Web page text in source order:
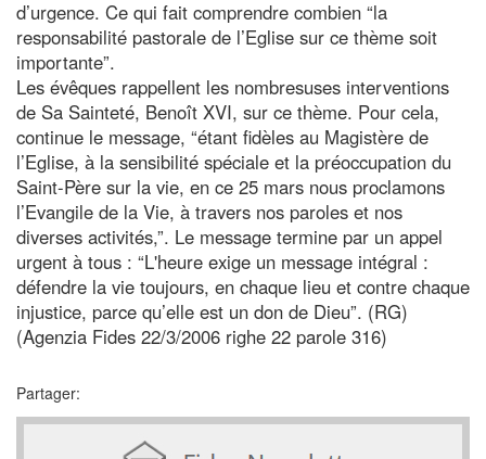
d’urgence. Ce qui fait comprendre combien “la
responsabilité pastorale de l’Eglise sur ce thème soit
importante”.
Les évêques rappellent les nombresuses interventions
de Sa Sainteté, Benoît XVI, sur ce thème. Pour cela,
continue le message, “étant fidèles au Magistère de
l’Eglise, à la sensibilité spéciale et la préoccupation du
Saint-Père sur la vie, en ce 25 mars nous proclamons
l’Evangile de la Vie, à travers nos paroles et nos
diverses activités,”. Le message termine par un appel
urgent à tous : “L'heure exige un message intégral :
défendre la vie toujours, en chaque lieu et contre chaque
injustice, parce qu’elle est un don de Dieu”. (RG)
(Agenzia Fides 22/3/2006 righe 22 parole 316)
Partager: